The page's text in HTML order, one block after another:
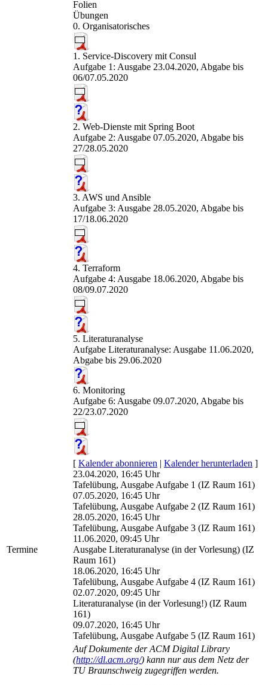
Folien
Übungen
0. Organisatorisches
1. Service-Discovery mit Consul
Aufgabe 1: Ausgabe 23.04.2020, Abgabe bis
06/07.05.2020
2. Web-Dienste mit Spring Boot
Aufgabe 2: Ausgabe 07.05.2020, Abgabe bis
27/28.05.2020
3. AWS und Ansible
Aufgabe 3: Ausgabe 28.05.2020, Abgabe bis
17/18.06.2020
4. Terraform
Aufgabe 4: Ausgabe 18.06.2020, Abgabe bis
08/09.07.2020
5. Literaturanalyse
Aufgabe Literaturanalyse: Ausgabe 11.06.2020,
Abgabe bis 29.06.2020
6. Monitoring
Aufgabe 6: Ausgabe 09.07.2020, Abgabe bis
22/23.07.2020
Termine
[ Kalender abonnieren | Kalender herunterladen ]
23.04.2020, 16:45 Uhr
Tafelübung, Ausgabe Aufgabe 1 (IZ Raum 161)
07.05.2020, 16:45 Uhr
Tafelübung, Ausgabe Aufgabe 2 (IZ Raum 161)
28.05.2020, 16:45 Uhr
Tafelübung, Ausgabe Aufgabe 3 (IZ Raum 161)
11.06.2020, 09:45 Uhr
Ausgabe Literaturanalyse (in der Vorlesung) (IZ
Raum 161)
18.06.2020, 16:45 Uhr
Tafelübung, Ausgabe Aufgabe 4 (IZ Raum 161)
02.07.2020, 09:45 Uhr
Literaturanalyse (in der Vorlesung!) (IZ Raum
161)
09.07.2020, 16:45 Uhr
Tafelübung, Ausgabe Aufgabe 5 (IZ Raum 161)
Auf Dokumente der ACM Digital Library
(http://dl.acm.org/) kann nur aus dem Netz der
TU Braunschweig zugegriffen werden.